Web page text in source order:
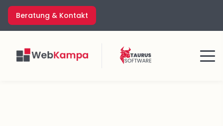
Zum
Inhalt
springen
Beratung & Kontakt
Menü